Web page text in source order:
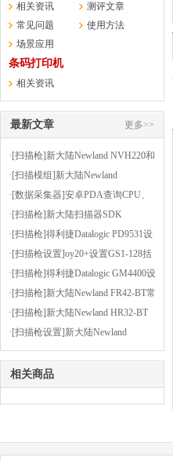
相关资讯
测评文章
常见问题
使用方法
场景应用
条码打印机
相关资讯
最新文章 更多>>
·[扫描枪]新大陆Newland NVH220和
HR3000的OCR正则表达式生成器
·[扫描模组]新大陆Newland
FM430EX扫PCB印刷电路板上的条
码
·[数据采集器]安卓PDA查询CPU、
内存等信息的小软件-CPUZ
·[扫描枪]新大陆扫描器SDK
·[扫描枪]得利捷Datalogic PD9531设
置为按键扫描或者连续扫描（扫描
方式）
·[扫描枪设置]oy20+设置GS1-128括
号使能
·[扫描枪]得利捷Datalogic GM4400设
置后缀为逗号
·[扫描枪]新大陆Newland FR42-BT常
见问题及解决方法
·[扫描枪]新大陆Newland HR32-BT
设置前缀为STX（02），后缀为
ETX（03）
·[扫描枪设置]新大陆Newland
OY20+安装虚拟串口驱动的步骤
相关商品